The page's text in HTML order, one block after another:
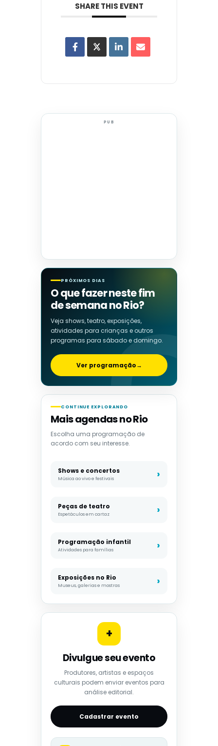
SHARE THIS EVENT
PUB
PRÓXIMOS DIAS
O que fazer neste fim
de semana no Rio?
Veja shows, teatro, exposições,
atividades para crianças e outros
programas para sábado e domingo.
Ver programação→
CONTINUE EXPLORANDO
Mais agendas no Rio
Escolha uma programação de
acordo com seu interesse.
Shows e concertos
Música ao vivo e festivais
Peças de teatro
Espetáculos em cartaz
Programação infantil
Atividades para famílias
Exposições no Rio
Museus, galerias e mostras
+
Divulgue seu evento
Produtores, artistas e espaços
culturais podem enviar eventos para
análise editorial.
Cadastrar evento